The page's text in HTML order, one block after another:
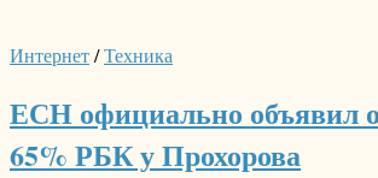
Интернет/Техника
ЕСН официально объявил
65% РБК у Прохорова